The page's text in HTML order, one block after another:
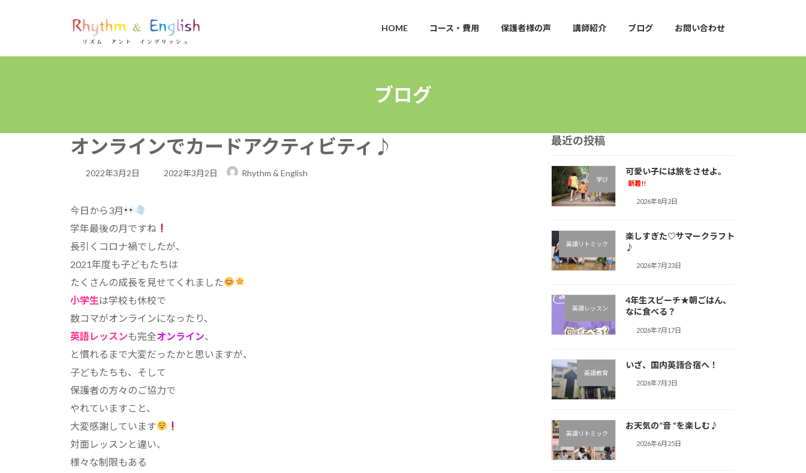
プ
動
HOME コース・費用 保護者様の声 講師紹介 ブログ お問い合わせ
ブログ
オンラインでカードアクティビティ♪︎
2022年3月2日
最
日
時
:
2022年3月2日 Rhythm & English
今日から3月
学年最後の月ですね
長引くコロナ禍でしたが、
2021年度も子どもたちは
たくさんの成長を見せてくれました
小学生は学校も休校で
数コマがオンラインになったり、
英語レッスンも完全オンライン、
と慣れるまで大変だったかと思いますが、
子どもたちも、そして
保護者の方々のご協力で
やれていますこと、
大変感謝しています
対面レッスンと違い、
様々な制限もある
最近の投稿
学び
可愛い子には旅をさせよ。
新着!!
2026年8月2日
英語リトミック
楽しすぎた♡サマークラフト
♪︎
2026年7月23日
英語レッスン
4年生スピーチ★朝ごはん、
なに食べる？
2026年7月17日
英語教育
いざ、国内英語合宿へ！
2026年7月3日
英語リトミック
お天気の”音 “を楽しむ♪︎
2026年6月25日